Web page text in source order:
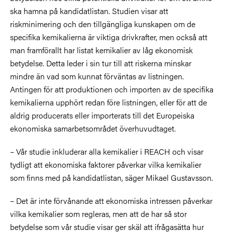
ska hamna på kandidatlistan. Studien visar att
riskminimering och den tillgängliga kunskapen om de
specifika kemikalierna är viktiga drivkrafter, men också att
man framförallt har listat kemikalier av låg ekonomisk
betydelse. Detta leder i sin tur till att riskerna minskar
mindre än vad som kunnat förväntas av listningen.
Antingen för att produktionen och importen av de specifika
kemikalierna upphört redan före listningen, eller för att de
aldrig producerats eller importerats till det Europeiska
ekonomiska samarbetsområdet överhuvudtaget.
– Vår studie inkluderar alla kemikalier i REACH och visar
tydligt att ekonomiska faktorer påverkar vilka kemikalier
som finns med på kandidatlistan, säger Mikael Gustavsson.
– Det är inte förvånande att ekonomiska intressen påverkar
vilka kemikalier som regleras, men att de har så stor
betydelse som vår studie visar ger skäl att ifrågasätta hur